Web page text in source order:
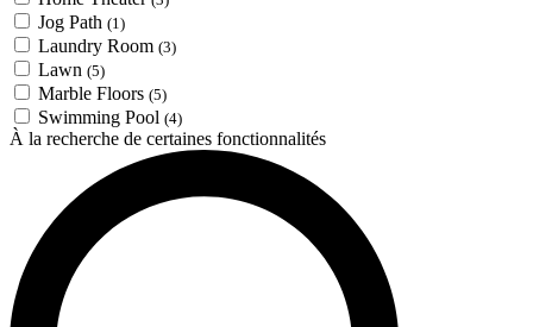
Jog Path (1)
Laundry Room (3)
Lawn (5)
Marble Floors (5)
Swimming Pool (4)
À la recherche de certaines fonctionnalités